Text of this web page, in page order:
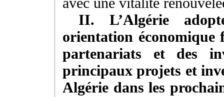
II. L’Algérie
orientation économique
partenariats et des
principaux projets et
Algérie dans les